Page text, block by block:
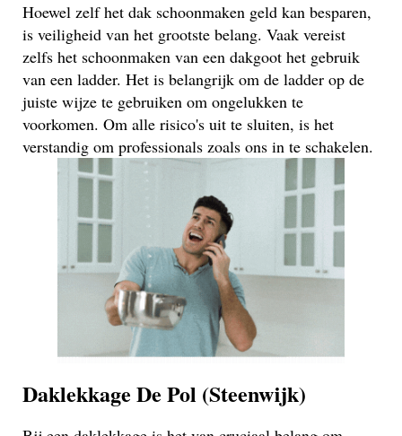
Hoewel zelf het dak schoonmaken geld kan besparen,
is veiligheid van het grootste belang. Vaak vereist
zelfs het schoonmaken van een dakgoot het gebruik
van een ladder. Het is belangrijk om de ladder op de
juiste wijze te gebruiken om ongelukken te
voorkomen. Om alle risico's uit te sluiten, is het
verstandig om professionals zoals ons in te schakelen.
Daklekkage De Pol (Steenwijk)